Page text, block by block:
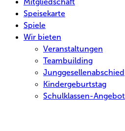
Mitgliedschaft
Speisekarte
Spiele
Wir bieten
Veranstaltungen
Teambuilding
Junggesellenabschied
Kindergeburtstag
Schulklassen-Angebot